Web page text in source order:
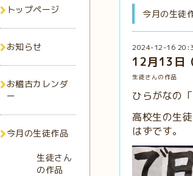
今月の生徒
2024-12-16
12月13日
生徒さんの作品
ひらがなの
高校生の生
はずです。
トップページ
お知らせ
お稽古カレンダ
ー
今月の生徒作品
生徒さん
の作品